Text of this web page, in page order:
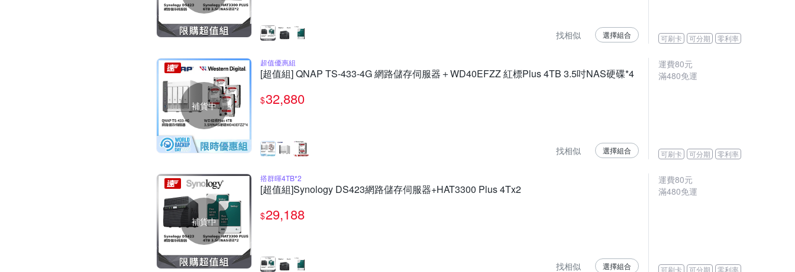
找相似 選擇組合 可刷卡 可分期 零利率
補貨中
超值優惠組
[超值組] QNAP TS-433-4G 網路儲存伺服器＋WD40EFZZ 紅標Plus 4TB 3.5吋NAS硬碟*4
$32,880
找相似 選擇組合
運費80元
滿480免運
可刷卡 可分期 零利率
補貨中
搭群暉4TB*2
[超值組]Synology DS423網路儲存伺服器+HAT3300 Plus 4Tx2
$29,188
找相似 選擇組合
運費80元
滿480免運
可刷卡 可分期 零利率